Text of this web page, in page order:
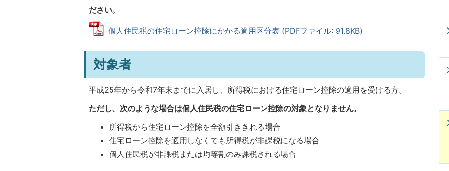
ださい。
個人住民税の住宅ローン控除にかかる適用区分表 (PDFファイル: 91.8KB)
対象者
平成25年から令和7年末までに入居し、所得税における住宅ローン控除の適用を受ける方。
ただし、次のような場合は個人住民税の住宅ローン控除の対象となりません。
所得税から住宅ローン控除を全額引ききれる場合
住宅ローン控除を適用しなくても所得税が非課税になる場合
個人住民税が非課税または均等割のみ課税される場合